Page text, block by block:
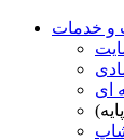
و خدمات
ای